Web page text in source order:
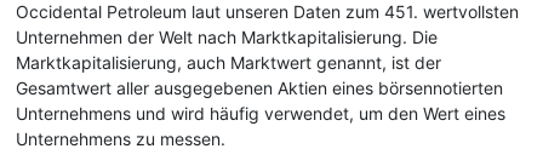
Occidental Petroleum laut unseren Daten zum 451. wertvollsten
Unternehmen der Welt nach Marktkapitalisierung. Die
Marktkapitalisierung, auch Marktwert genannt, ist der
Gesamtwert aller ausgegebenen Aktien eines börsennotierten
Unternehmens und wird häufig verwendet, um den Wert eines
Unternehmens zu messen.